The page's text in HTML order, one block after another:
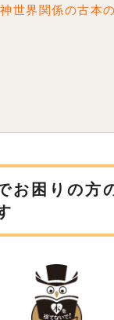
世界関係の古本
お困りの方